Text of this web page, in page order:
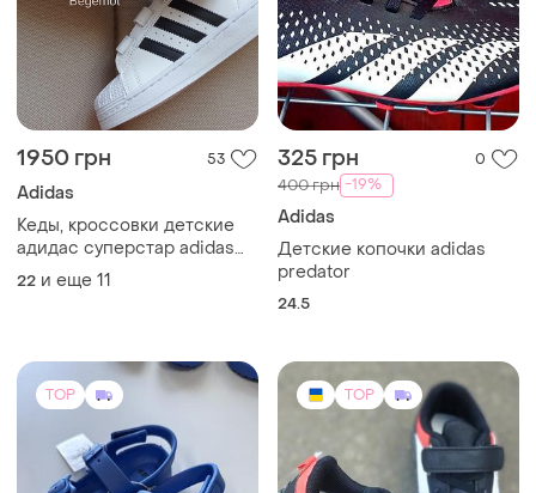
1950 грн 53
Adidas
Кеды, кроссовки детские
адидас суперстар adidas
superstar
22 и еще 11
325 грн 0
400 грн -19%
Adidas
Детские копочки adidas
predator
24.5
TOP TOP